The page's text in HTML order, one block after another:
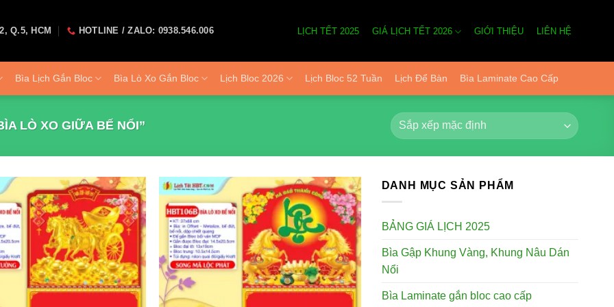
Q.5, HCM HOTLINE / ZALO: 0938.546.006 LỊCH TẾT 2025 GIÁ LỊCH TẾT 2026 GIỚI THIỆU LIÊN HỆ
Bìa Lịch Gắn Bloc Bìa Lò Xo Gắn Bloc Lịch Bloc 2026 Lịch Bloc 52 Tuần Lịch Để Bàn Bìa Laminate Cao Cấp
LÒ XO GIỮA BẾ NỔI”
Add to
wishlist
Add to
wishlist
DANH MỤC SẢN PHẨM
BẢNG GIÁ LỊCH 2025
Bìa Gập Khung Vàng, Khung Nâu Dán
Nổi
Bìa Laminate gắn bloc cao cấp